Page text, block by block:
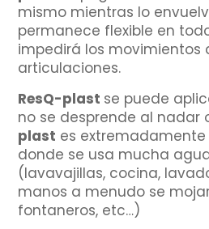
mismo mientras lo
permanece flexible en
impedirá los movimientos
articulaciones.
ResQ-plast se puede
no se desprende al nadar
plast es
donde se usa mucha
(lavavajillas, cocina,
manos a menudo se
fontaneros, etc…)